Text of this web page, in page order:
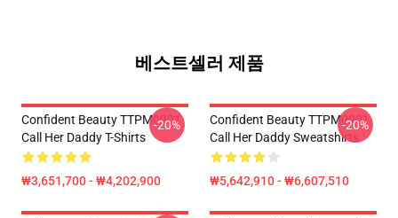
베스트셀러 제품
Confident Beauty TTPM0901
Call Her Daddy T-Shirts
₩3,651,700 - ₩4,202,900
-20%
Confident Beauty TTPM0901
Call Her Daddy Sweatshirts
₩5,642,910 - ₩6,607,510
-20%